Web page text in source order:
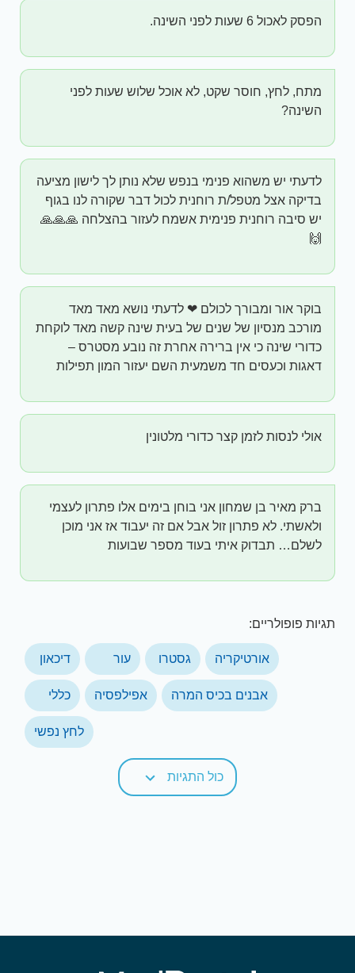
הפסק לאכול 6 שעות לפני השינה.
מתח, לחץ, חוסר שקט, לא אוכל שלוש שעות לפני
השינה?
לדעתי יש משהוא פנימי בנפש שלא נותן לך לישון מציעה
בדיקה אצל מטפל/ת רוחנית לכול דבר שקורה לנו בגוף
יש סיבה רוחנית פנימית אשמח לעזור בהצלחה 🙏🙏🙏
🙌
בוקר אור ומבורך לכולם ❤ לדעתי נושא מאד מאד
מורכב מנסיון של שנים של בעית שינה קשה מאד לוקחת
כדורי שינה כי אין ברירה אחרת זה נובע מסטרס –
דאגות וכעסים חד משמעית השם יעזור המון תפילות
אולי לנסות לזמן קצר כדורי מלטונין
ברק מאיר בן שמחון אני בוחן בימים אלו פתרון לעצמי
ולאשתי. לא פתרון זול אבל אם זה יעבוד אז אני מוכן
לשלם… תבדוק איתי בעוד מספר שבועות
תגיות פופולריים:
אורטיקריה גסטרו עור דיכאון
אבנים בכיס המרה אפילפסיה כללי
לחץ נפשי
כול התגיות